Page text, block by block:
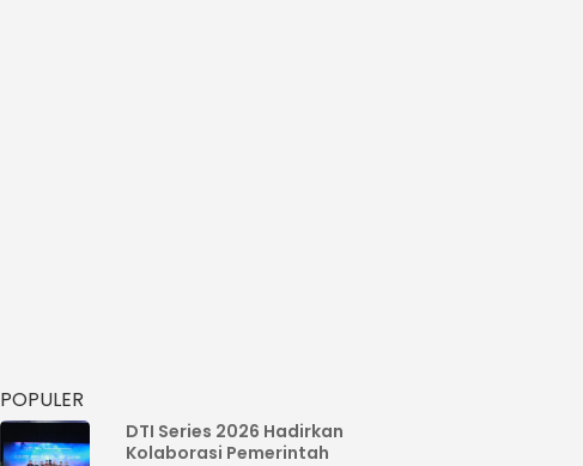
POPULER
DTI Series 2026 Hadirkan
Kolaborasi Pemerintah